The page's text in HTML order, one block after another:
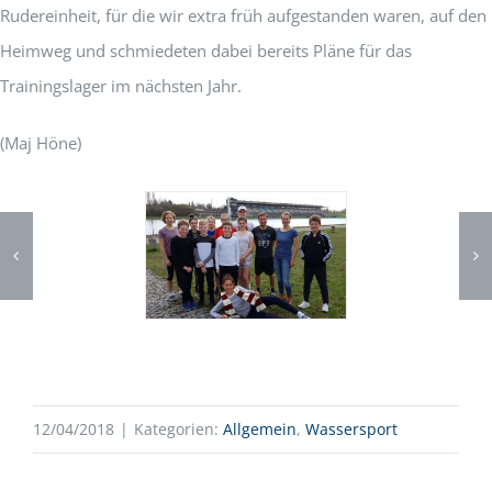
Rudereinheit, für die wir extra früh aufgestanden waren, auf den
Heimweg und schmiedeten dabei bereits Pläne für das
Trainingslager im nächsten Jahr.
(Maj Höne)
12/04/2018 | Kategorien: Allgemein, Wassersport